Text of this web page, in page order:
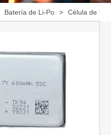
Batería de Li-Po > Célula de